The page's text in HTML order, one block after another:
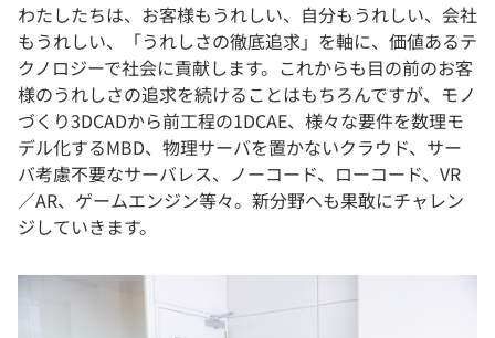
わたしたちは、お客様もうれしい、自分もうれしい、会社
もうれしい、「うれしさの徹底追求」を軸に、価値あるテ
クノロジーで社会に貢献します。これからも目の前のお客
様のうれしさの追求を続けることはもちろんですが、モノ
づくり3DCADから前工程の1DCAE、様々な要件を数理モ
デル化するMBD、物理サーバを置かないクラウド、サー
バ考慮不要なサーバレス、ノーコード、ローコード、VR
／AR、ゲームエンジン等々。新分野へも果敢にチャレン
ジしていきます。